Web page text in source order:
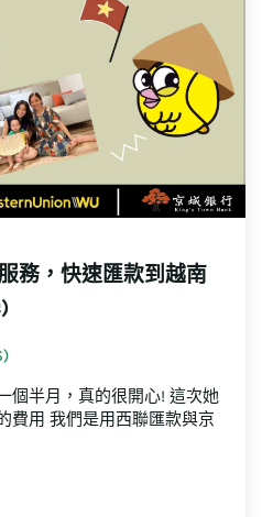
務，快速匯款到越南
個半月，真的很開心! 這次她
費用 我們是用西聯匯款與京
務，快速匯款到越南帳戶? (含簡易教學)